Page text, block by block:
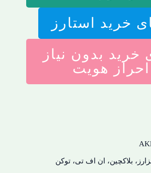
خرید استارز
خرید بدون نیاز
احراز هویت
بلاکچین، ان اف تی، توکن